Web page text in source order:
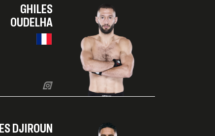
GHILES
OUDELHA
DJIROUN